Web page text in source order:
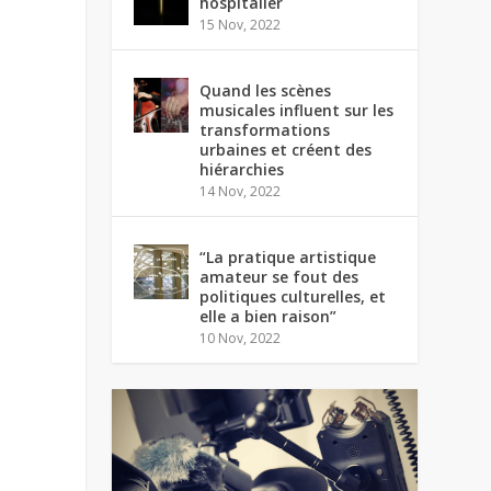
15 Nov, 2022
Quand les scènes
musicales influent sur les
transformations
urbaines et créent des
hiérarchies
14 Nov, 2022
“La pratique artistique
amateur se fout des
politiques culturelles, et
elle a bien raison”
10 Nov, 2022